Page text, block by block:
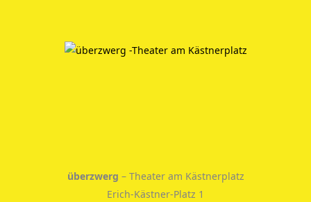
überzwerg – Theater am Kästnerplatz
Erich-Kästner-Platz 1